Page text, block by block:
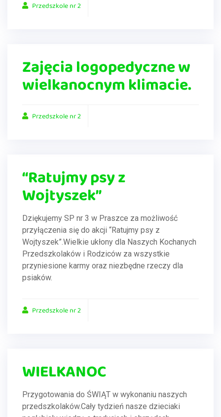
Przedszkole nr 2
Zajęcia logopedyczne w
wielkanocnym klimacie.
Przedszkole nr 2
“Ratujmy psy z
Wojtyszek”
Dziękujemy SP nr 3 w Praszce za możliwość
przyłączenia się do akcji “Ratujmy psy z
Wojtyszek”.Wielkie ukłony dla Naszych Kochanych
Przedszkolaków i Rodziców za wszystkie
przyniesione karmy oraz niezbędne rzeczy dla
psiaków.
Przedszkole nr 2
WIELKANOC
Przygotowania do ŚWIĄT w wykonaniu naszych
przedszkolaków.Cały tydzień nasze dzieciaki